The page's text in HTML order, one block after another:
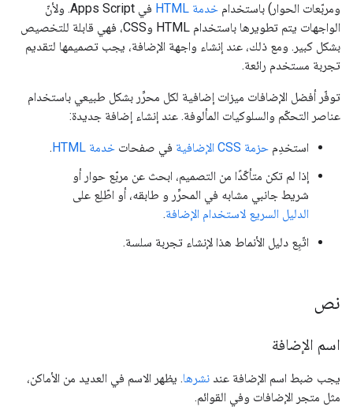
ومربّعات الحوار) باستخدام خدمة HTML
في Apps Script. ولأنّ
الواجهات يتم تطويرها باستخدام HTML وCSS، فهي قابلة للتخصيص
بشكل كبير. ومع ذلك، عند إنشاء واجهة الإضافة، يجب تصميمها لتقديم
تجربة مستخدم رائعة.
توفّر أفضل الإضافات ميزات إضافية لكل محرِّر بشكل طبيعي باستخدام
عناصر التحكّم والسلوكيات المألوفة. عند إنشاء إضافة جديدة:
استخدِم حزمة CSS الإضافية في صفحات خدمة HTML
.
إذا لم تكن متأكّدًا من التصميم، ابحث عن مربّع حوار أو
شريط جانبي مشابه في المحرِّر و طابقه، أو اطّلِع على
الدليل السريع لاستخدام الإضافة.
اتّبِع دليل الأنماط هذا لإنشاء تجربة سلسة.
نص
اسم الإضافة
يجب ضبط اسم الإضافة عند نشرها. يظهر الاسم في العديد من الأماكن،
مثل متجر الإضافات وفي القوائم.